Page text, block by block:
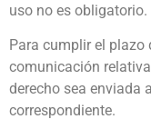
uso no es obligatorio.
Para cumplir el
comunicación
derecho sea enviada
correspondiente.